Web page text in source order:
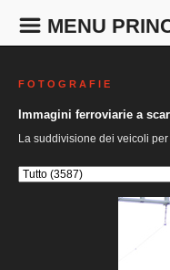
MENU
F O T O G R A F I E
Immagini ferroviarie a
La suddivisione dei veicoli